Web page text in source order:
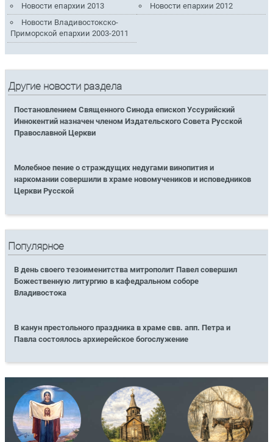
Новости епархии 2013
Новости епархии 2012
Новости Владивостокско-
Приморской епархии 2003-2011
Другие новости раздела
Постановлением Священного Синода епископ Уссурийский
Иннокентий назначен членом Издательского Совета Русской
Православной Церкви
Молебное пение о страждущих недугами винопития и
наркомании совершили в храме новомучеников и исповедников
Церкви Русской
Популярное
В день своего тезоименитства митрополит Павел совершил
Божественную литургию в кафедральном соборе
Владивостока
В канун престольного праздника в храме свв. апп. Петра и
Павла состоялось архиерейское богослужение